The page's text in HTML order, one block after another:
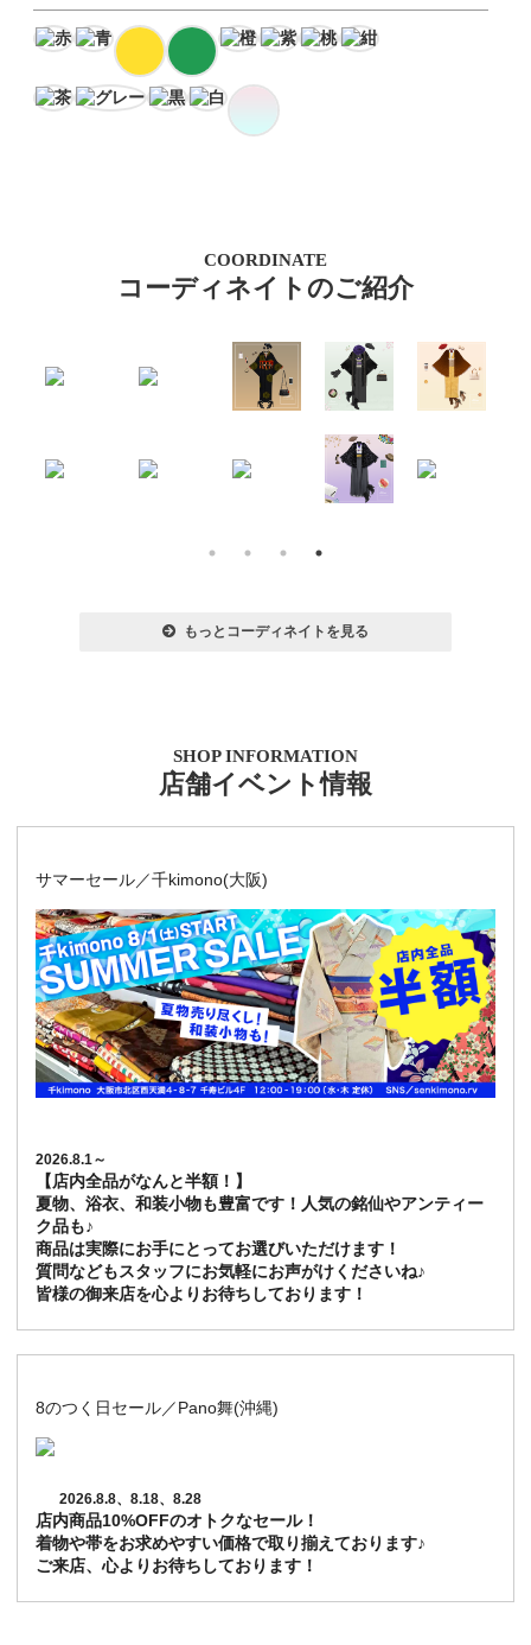
COORDINATE
コーディネイトのご紹介
もっとコーディネイトを見る
SHOP INFORMATION
店舗イベント情報
サマーセール／千kimono(大阪)
2026.8.1～
【店内全品がなんと半額！】
夏物、浴衣、和装小物も豊富です！人気の銘仙やアンティー
ク品も♪
商品は実際にお手にとってお選びいただけます！
質問などもスタッフにお気軽にお声がけくださいね♪
皆様の御来店を心よりお待ちしております！
8のつく日セール／Pano舞(沖縄)
2026.8.8、8.18、8.28
店内商品10%OFFのオトクなセール！
着物や帯をお求めやすい価格で取り揃えております♪
ご来店、心よりお待ちしております！